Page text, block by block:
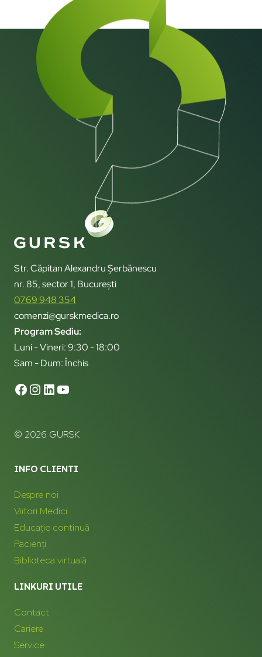
Str. Căpitan Alexandru Șerbănescu
nr. 85, sector 1, București
0769 948 354
comenzi@gurskmedica.ro
Program Sediu:
Luni - Vineri: 9:30 - 18:00
Sam - Dum: Închis
© 2026 GURSK
INFO CLIENTI
Despre noi
Viitori Medici
Educație continuă
Pacienți
Biblioteca virtuală
LINKURI UTILE
Contact
Cariere
Service